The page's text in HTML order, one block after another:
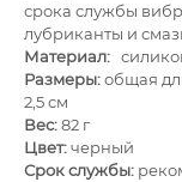
срока службы
лубриканты и
Материал:
Размеры:общая
2,5 см
Вес:82 г
Цвет:черный
Срок службы: